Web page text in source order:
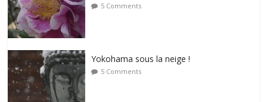
5 Comments
Yokohama sous la neige !
5 Comments